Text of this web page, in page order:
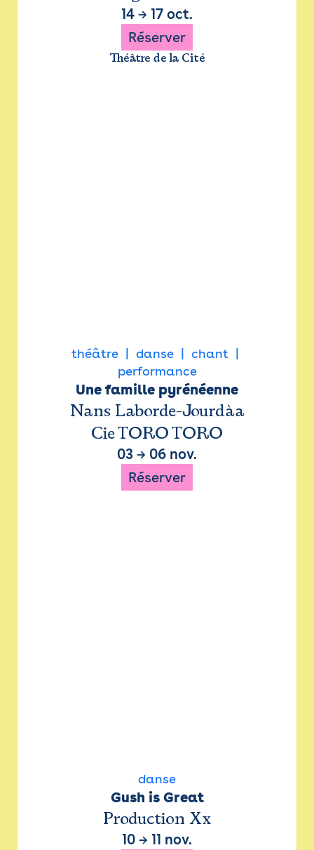
14 → 17 oct.
Réserver
Théâtre de la Cité
théâtre danse
chant
performance
Une famille pyrénéenne
Nans Laborde-Jourdàa
Cie TORO TORO
03 → 06 nov.
Réserver
danse
Gush is Great
Production Xx
10 → 11 nov.